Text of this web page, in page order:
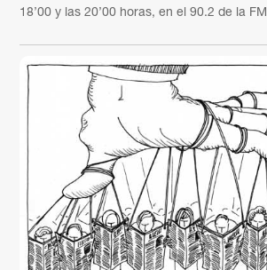
18’00 y las 20’00 horas, en el 90.2 de la FM